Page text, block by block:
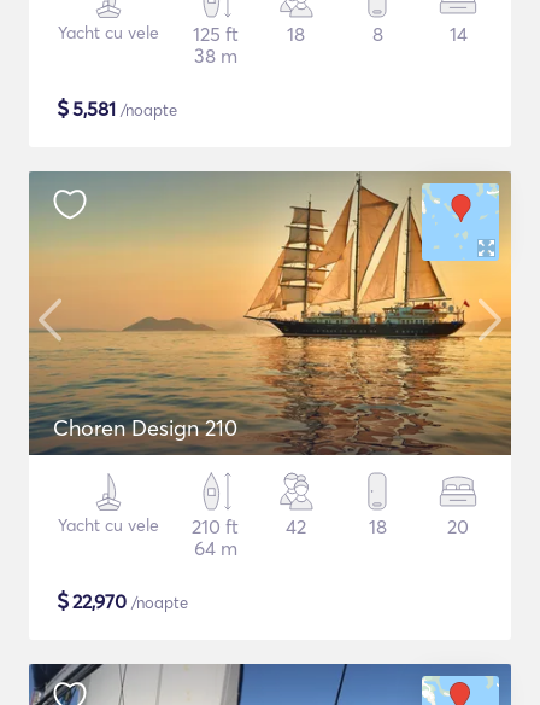
Yacht cu vele
125 ft
38 m
18 8 14
$5,581 /noapte
Choren Design 210
Yacht cu vele
210 ft
64 m
42 18 20
$22,970 /noapte